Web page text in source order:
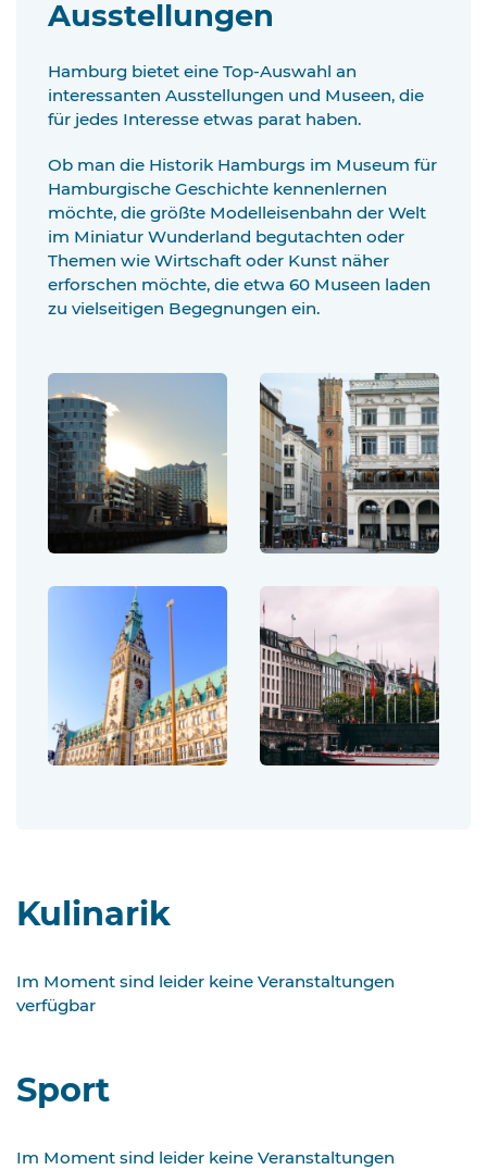
Ausstellungen
Hamburg bietet eine Top-Auswahl an
interessanten Ausstellungen und Museen, die
für jedes Interesse etwas parat haben.
Ob man die Historik Hamburgs im Museum für
Hamburgische Geschichte kennenlernen
möchte, die größte Modelleisenbahn der Welt
im Miniatur Wunderland begutachten oder
Themen wie Wirtschaft oder Kunst näher
erforschen möchte, die etwa 60 Museen laden
zu vielseitigen Begegnungen ein.
Kulinarik
Im Moment sind leider keine Veranstaltungen
verfügbar
Sport
Im Moment sind leider keine Veranstaltungen